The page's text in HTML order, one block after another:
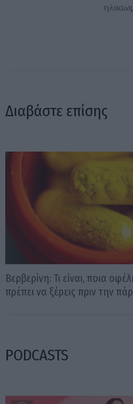
Διαβάστε επίσης
Βερβερίνη: Τι είναι, ποια
πρέπει να ξέρεις πριν την
PODCASTS